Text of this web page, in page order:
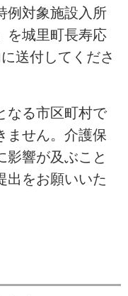
例対象施設入所
を城里町長寿応
送付してくださ
なる市区町村で
ません。介護保
影響が及ぶこと
出をお願いいた